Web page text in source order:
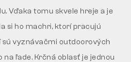
Vďaka tomu skvele hreje a je
si ho machri, ktorí pracujú
sú vyznávačmi outdoorových
na ľade. Krčná oblasť je jednou